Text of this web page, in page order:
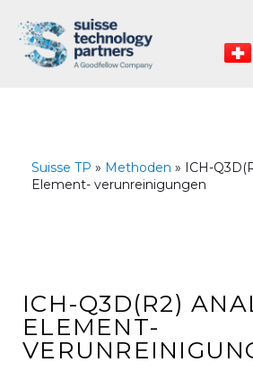
Zum
Inhalt
Suisse TP » Methoden » ICH-
Element- verunreinigungen
ICH-Q3D(R2)
ELEMENT-